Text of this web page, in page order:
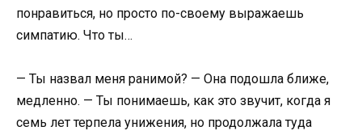
понравиться, но просто по-своему выражаешь
симпатию. Что ты…
— Ты назвал меня ранимой? — Она подошла ближе,
медленно. — Ты понимаешь, как это звучит, когда я
семь лет терпела унижения, но продолжала туда